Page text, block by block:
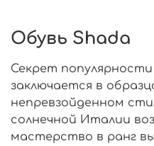
Обувь Shadа
Секрет
заключается в
непревзойденном
солнечной Италии
мастерство в ранг